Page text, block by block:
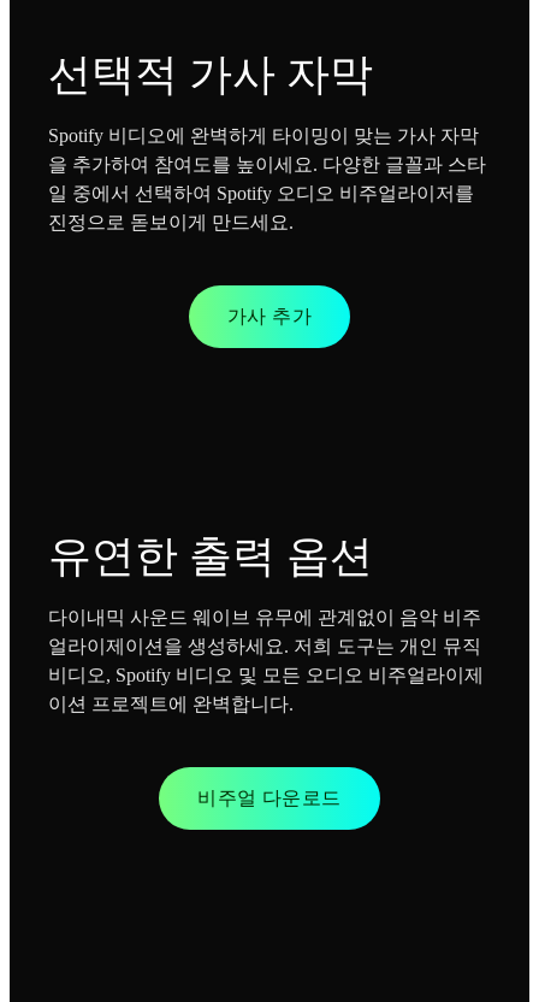
선택적 가사 자막
Spotify 비디오에 완벽하게 타이밍이 맞는 가사 자막
을 추가하여 참여도를 높이세요. 다양한 글꼴과 스타
일 중에서 선택하여 Spotify 오디오 비주얼라이저를
진정으로 돋보이게 만드세요.
가사 추가
유연한 출력 옵션
다이내믹 사운드 웨이브 유무에 관계없이 음악 비주
얼라이제이션을 생성하세요. 저희 도구는 개인 뮤직
비디오, Spotify 비디오 및 모든 오디오 비주얼라이제
이션 프로젝트에 완벽합니다.
비주얼 다운로드